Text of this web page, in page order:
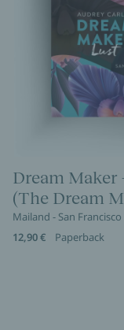
Dream Maker
(The Dream
Mailand - San
12,90 €
Paperback